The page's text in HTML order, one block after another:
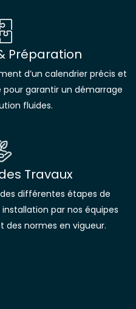
Préparation
d’un calendrier précis et
garantir un démarrage
fluides.
Travaux
différentes étapes de
par nos équipes
des normes en vigueur.